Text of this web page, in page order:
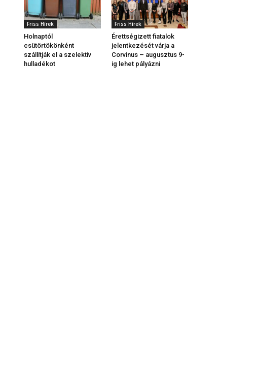
Friss Hírek
Holnaptól
csütörtökönként
szállítják el a szelektív
hulladékot
Friss Hírek
Érettségizett fiatalok
jelentkezését várja a
Corvinus – augusztus 9-
ig lehet pályázni